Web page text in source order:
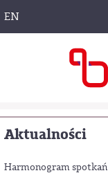
EN
Aktualności
Harmonogram spotkań